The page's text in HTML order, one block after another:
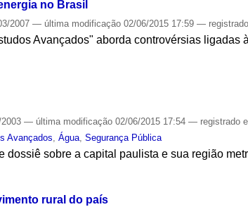
no Brasil
2007— última modificação 02/06/2015 17:59—
Avançados" aborda controvérsias ligadas
2003— última modificação 02/06/2015 17:54— registrado
Avançados ,Água ,Segurança Pública
dossiê sobre a capital paulista e sua região
rural do país